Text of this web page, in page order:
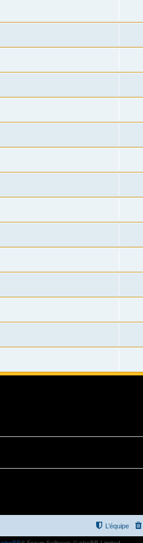
L’équipe